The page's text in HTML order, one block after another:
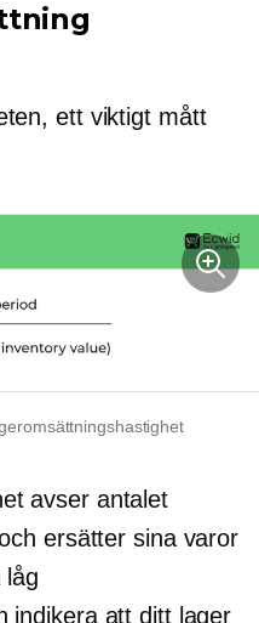
ett viktigt mått
avser antalet
ersätter sina varor
låg
indikera att ditt lager